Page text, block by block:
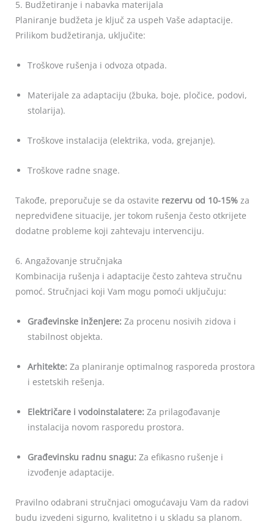
5. Budžetiranje i nabavka materijala
Planiranje budžeta je ključ za uspeh Vaše adaptacije.
Prilikom budžetiranja, uključite:
Troškove rušenja i odvoza otpada.
Materijale za adaptaciju (žbuka, boje, pločice, podovi,
stolarija).
Troškove instalacija (elektrika, voda, grejanje).
Troškove radne snage.
Takođe, preporučuje se da ostavite rezervu od 10-15% za
nepredviđene situacije, jer tokom rušenja često otkrijete
dodatne probleme koji zahtevaju intervenciju.
6. Angažovanje stručnjaka
Kombinacija rušenja i adaptacije često zahteva stručnu
pomoć. Stručnjaci koji Vam mogu pomoći uključuju:
Građevinske inženjere: Za procenu nosivih zidova i
stabilnost objekta.
Arhitekte: Za planiranje optimalnog rasporeda prostora
i estetskih rešenja.
Električare i vodoinstalatere: Za prilagođavanje
instalacija novom rasporedu prostora.
Građevinsku radnu snagu: Za efikasno rušenje i
izvođenje adaptacije.
Pravilno odabrani stručnjaci omogućavaju Vam da radovi
budu izvedeni sigurno, kvalitetno i u skladu sa planom.